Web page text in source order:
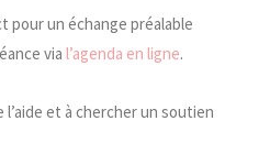
pour un échange préalable
via l’agenda en ligne.
l’aide et à chercher un soutien